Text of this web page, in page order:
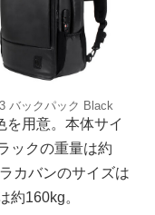
バックパック Black
用意。本体サイ
ックの重量は約
カバンのサイズは
約160kg。